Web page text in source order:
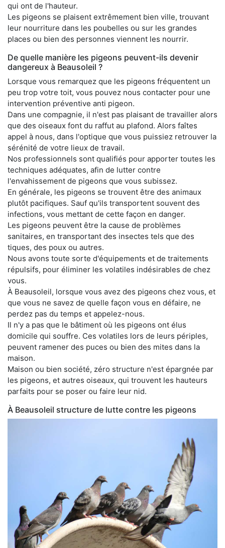
qui ont de l'hauteur.
Les pigeons se plaisent extrêmement bien ville, trouvant
leur nourriture dans les poubelles ou sur les grandes
places ou bien des personnes viennent les nourrir.
De quelle manière les pigeons peuvent-ils devenir
dangereux à Beausoleil ?
Lorsque vous remarquez que les pigeons fréquentent un
peu trop votre toit, vous pouvez nous contacter pour une
intervention préventive anti pigeon.
Dans une compagnie, il n'est pas plaisant de travailler alors
que des oiseaux font du raffut au plafond. Alors faîtes
appel à nous, dans l'optique que vous puissiez retrouver la
sérénité de votre lieux de travail.
Nos professionnels sont qualifiés pour apporter toutes les
techniques adéquates, afin de lutter contre
l'envahissement de pigeons que vous subissez.
En générale, les pigeons se trouvent être des animaux
plutôt pacifiques. Sauf qu'ils transportent souvent des
infections, vous mettant de cette façon en danger.
Les pigeons peuvent être la cause de problèmes
sanitaires, en transportant des insectes tels que des
tiques, des poux ou autres.
Nous avons toute sorte d'équipements et de traitements
répulsifs, pour éliminer les volatiles indésirables de chez
vous.
À Beausoleil, lorsque vous avez des pigeons chez vous, et
que vous ne savez de quelle façon vous en défaire, ne
perdez pas du temps et appelez-nous.
Il n'y a pas que le bâtiment où les pigeons ont élus
domicile qui souffre. Ces volatiles lors de leurs périples,
peuvent ramener des puces ou bien des mites dans la
maison.
Maison ou bien société, zéro structure n'est épargnée par
les pigeons, et autres oiseaux, qui trouvent les hauteurs
parfaits pour se poser ou faire leur nid.
À Beausoleil structure de lutte contre les pigeons